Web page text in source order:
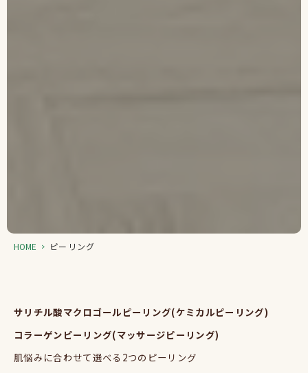
HOME > ピーリング
サリチル酸マクロゴールピーリング(ケミカルピーリング)
コラーゲンピーリング(マッサージピーリング)
肌悩みに合わせて選べる 2つのピーリング